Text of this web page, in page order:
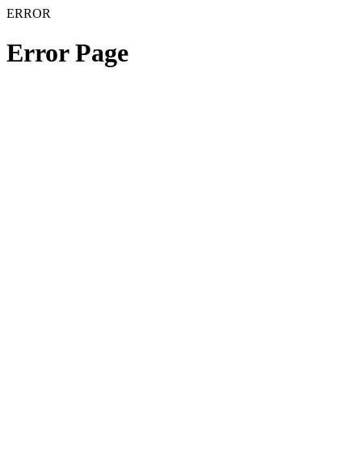
ERROR
Error Page